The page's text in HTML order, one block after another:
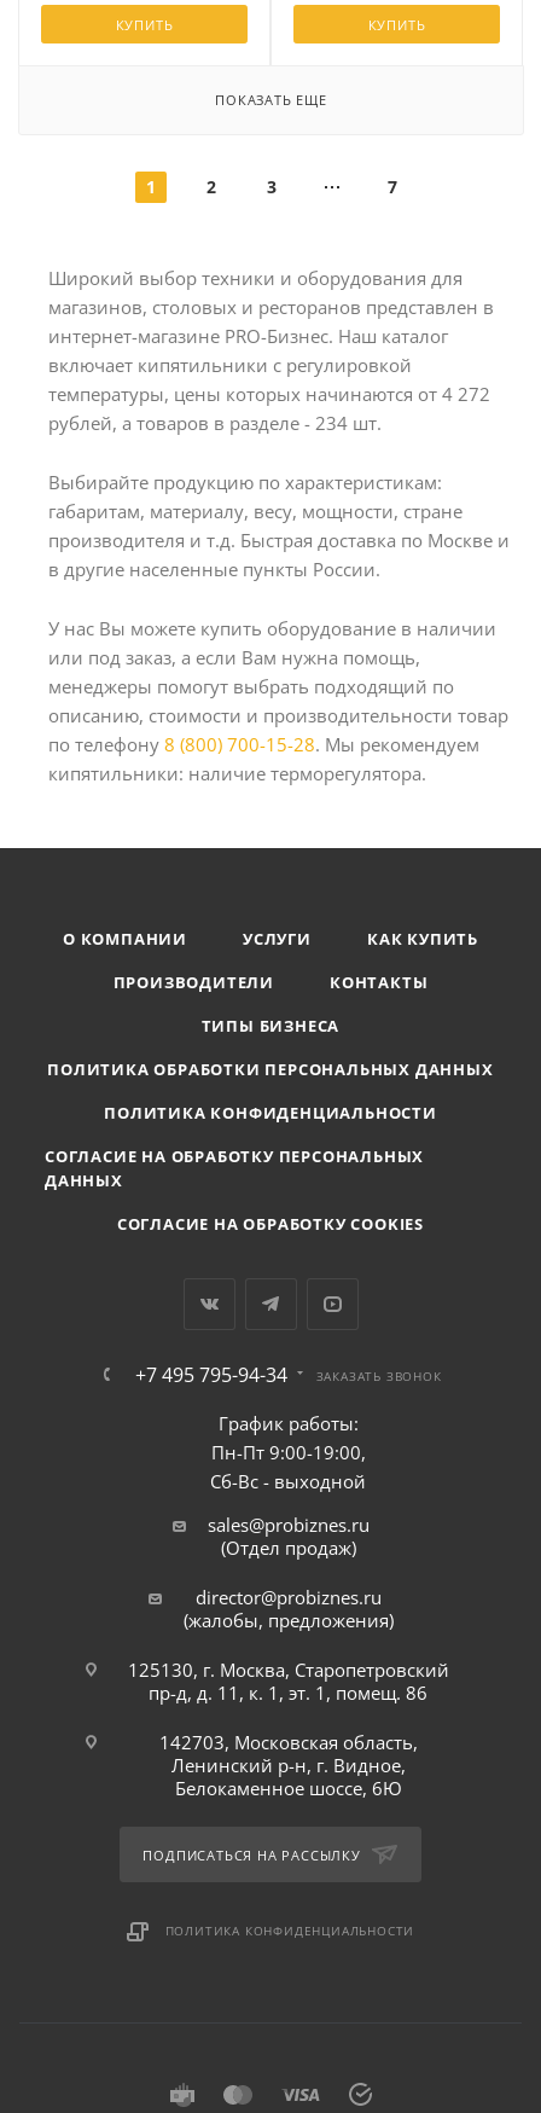
КУПИТЬ КУПИТЬ
ПОКАЗАТЬ ЕЩЕ
1 2 3 7
Широкий выбор техники и оборудования для
магазинов, столовых и ресторанов представлен в
интернет-магазине PRO-Бизнес. Наш каталог
включает кипятильники с регулировкой
температуры, цены которых начинаются от 4 272
рублей, а товаров в разделе - 234 шт.
Выбирайте продукцию по характеристикам:
габаритам, материалу, весу, мощности, стране
производителя и т.д. Быстрая доставка по Москве и
в другие населенные пункты России.
У нас Вы можете купить оборудование в наличии
или под заказ, а если Вам нужна помощь,
менеджеры помогут выбрать подходящий по
описанию, стоимости и производительности товар
по телефону 8 (800) 700-15-28. Мы рекомендуем
кипятильники: наличие терморегулятора.
О КОМПАНИИ УСЛУГИ
КАК КУПИТЬ
ПРОИЗВОДИТЕЛИ
КОНТАКТЫ
ТИПЫ БИЗНЕСА
ПОЛИТИКА ОБРАБОТКИ ПЕРСОНАЛЬНЫХ ДАННЫХ
ПОЛИТИКА КОНФИДЕНЦИАЛЬНОСТИ
СОГЛАСИЕ НА ОБРАБОТКУ ПЕРСОНАЛЬНЫХ
ДАННЫХ
СОГЛАСИЕ НА ОБРАБОТКУ COOKIES
+7 495 795-94-34 ЗАКАЗАТЬ ЗВОНОК
График работы:
Пн-Пт 9:00-19:00,
Сб-Вс - выходной
sales@probiznes.ru
(Отдел продаж)
director@probiznes.ru
(жалобы, предложения)
125130, г. Москва, Старопетровский
пр-д, д. 11, к. 1, эт. 1, помещ. 86
142703, Московская область,
Ленинский р-н, г. Видное,
Белокаменное шоссе, 6Ю
ПОДПИСАТЬСЯ НА РАССЫЛКУ
ПОЛИТИКА КОНФИДЕНЦИАЛЬНОСТИ